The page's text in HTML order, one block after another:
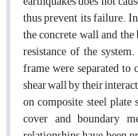
thus prevent its failure.
the concrete wall and
resistance of the
frame were separated
shear wall by their
on composite steel plate
cover and boundary